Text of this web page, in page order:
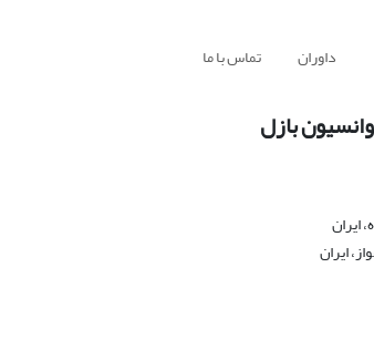
داوران تماس با ما
بازل
ایران
ایران